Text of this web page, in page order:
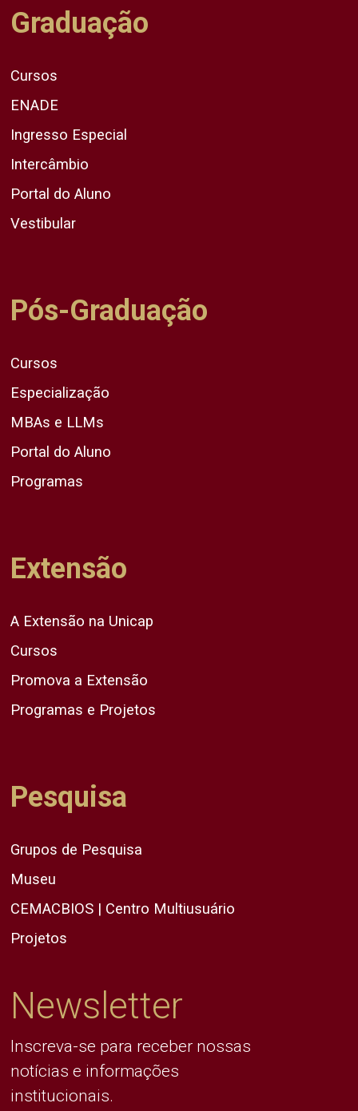
Graduação
Cursos
ENADE
Ingresso Especial
Intercâmbio
Portal do Aluno
Vestibular
Pós-Graduação
Cursos
Especialização
MBAs e LLMs
Portal do Aluno
Programas
Extensão
A Extensão na Unicap
Cursos
Promova a Extensão
Programas e Projetos
Pesquisa
Grupos de Pesquisa
Museu
CEMACBIOS | Centro Multiusuário
Projetos
Newsletter
Inscreva-se para receber nossas
notícias e informações
institucionais.